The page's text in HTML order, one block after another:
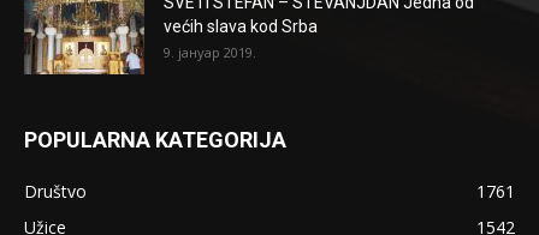
većih slava kod Srba
9. јануар 2019.
POPULARNA KATEGORIJA
Društvo
1761
Užice
1542